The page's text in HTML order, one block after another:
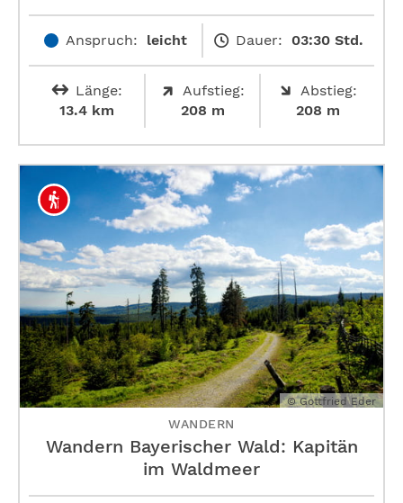
Anspruch: leicht Dauer: 03:30 Std.
Länge:
13.4 km
Aufstieg:
208 m
Abstieg:
208 m
© Gottfried Eder
WANDERN
Wandern Bayerischer Wald: Kapitän
im Waldmeer